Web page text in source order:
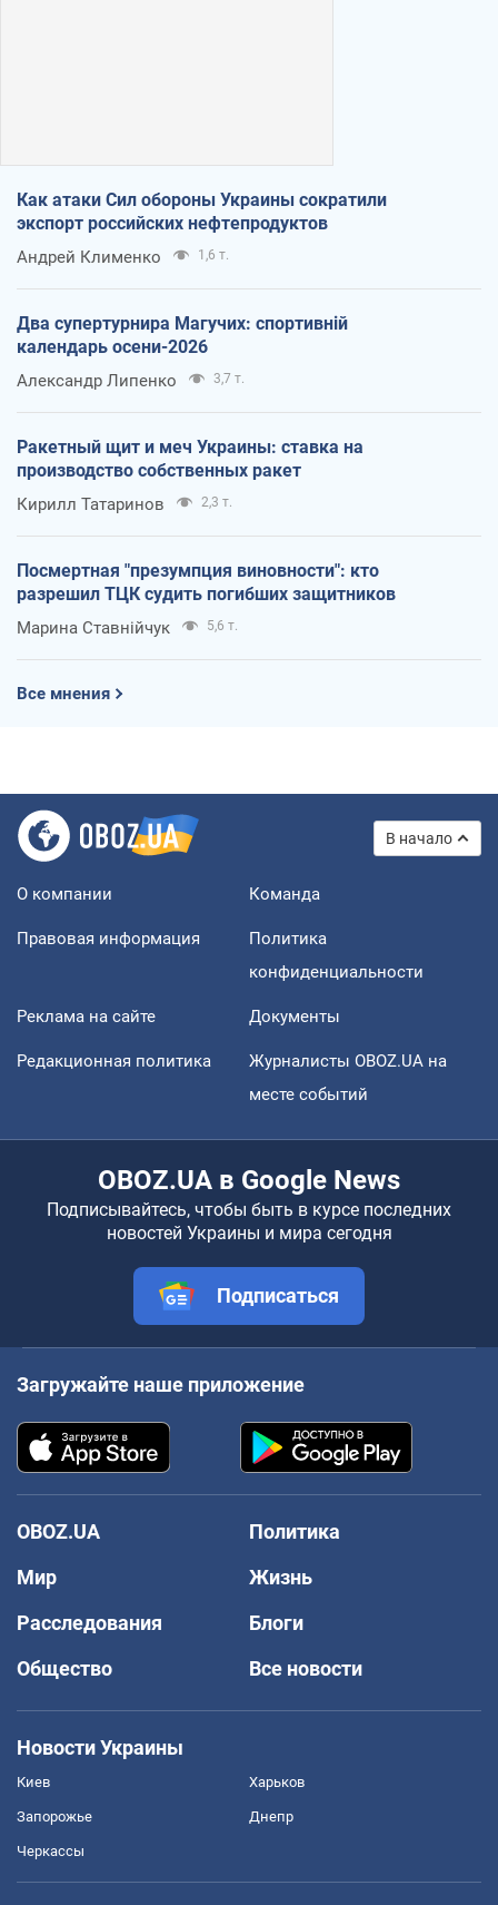
Как атаки Сил обороны Украины сократили
экспорт российских нефтепродуктов
Андрей Клименко 1,6 т.
Два супертурнира Магучих: спортивній
календарь осени-2026
Александр Липенко 3,7 т.
Ракетный щит и меч Украины: ставка на
производство собственных ракет
Кирилл Татаринов 2,3 т.
Посмертная "презумпция виновности": кто
разрешил ТЦК судить погибших защитников
Марина Ставнійчук 5,6 т.
Все мнения
В начало
О компании Команда
Правовая информация
Политика
конфиденциальности
Реклама на сайте Документы
Редакционная политика
Журналисты OBOZ.UA на
месте событий
OBOZ.UA в Google News
Подписывайтесь, чтобы быть в курсе последних
новостей Украины и мира сегодня
Подписаться
Загружайте наше приложение
OBOZ.UA
Политика
Мир
Жизнь
Расследования
Блоги
Общество
Все новости
Новости Украины
Киев Харьков
Запорожье Днепр
Черкассы